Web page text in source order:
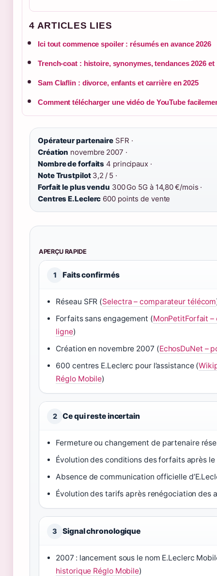
4 ARTICLES LIES
Ici tout commence spoiler : résumés en avance 2026
Trench-coat : histoire, synonymes, tendances 2026 et
Sam Claflin : divorce, enfants et carrière en 2025
Comment télécharger une vidéo de YouTube
Opérateur partenaire SFR ·
Création novembre 2007 ·
Nombre de forfaits 4 principaux ·
Note Trustpilot3,2 / 5 ·
Forfait le plus vendu 300 Go 5G à 14,80 €/mois ·
Centres E.Leclerc 600 points de vente
APERÇU RAPIDE
1 Faits confirmés
Réseau SFR (Selectra – comparateur télécom
Forfaits sans engagement (MonPetitForfait
ligne)
Création en novembre 2007 (EchosDuNet –
600 centres E.Leclerc pour l’assistance (
Réglo Mobile)
2 Ce qui reste incertain
Fermeture ou changement de partenaire
Évolution des conditions des forfaits après le
Absence de communication officielle
Évolution des tarifs après renégociation des
3 Signal chronologique
2007 : lancement sous le nom E.Leclerc
historique Réglo Mobile)